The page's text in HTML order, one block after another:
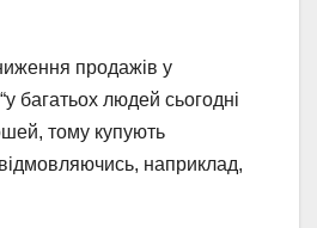
продажів у
багатьох людей сьогодні
тому купують
наприклад,